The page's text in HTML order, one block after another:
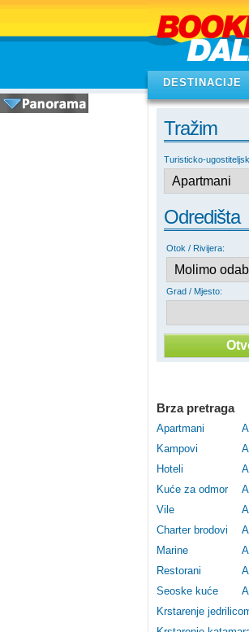
DESTINACIJE
Tražim
Turisticko-
Odredišta
Otok / Rivijera:
Grad / Mjesto:
Brza pretraga
Apartmani
Kampovi
Hoteli
Kuće za odmor
Vile
Charter brodovi
Marine
Restorani
Seoske kuće
Krstarenje